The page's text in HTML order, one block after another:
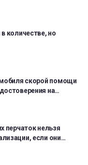
в количестве, но
скорой помощи
на…
перчаток нельзя
если они…